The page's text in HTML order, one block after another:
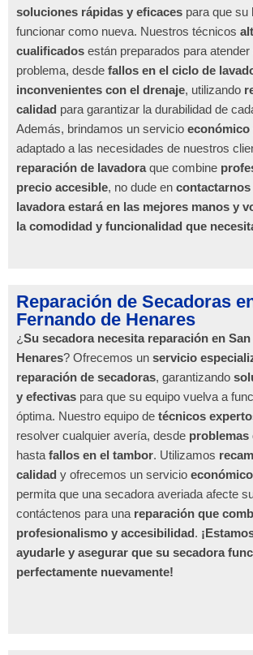
soluciones rápidas y eficaces para que su
funcionar como nueva. Nuestros técnicos
cualificados están preparados para atender
problema, desde fallos en el ciclo de
inconvenientes con el drenaje, utilizando
calidad para garantizar la durabilidad de
Además, brindamos un servicio
adaptado a las necesidades de nuestros
reparación de lavadoraque combine
precio accesible, no dude en
lavadora estará en las mejores manos y
la comodidad y funcionalidad que
Reparación de Secadoras
Fernando de Henares
¿Su secadora necesita reparación en
Henares? Ofrecemos un servicio
reparación de secadoras, garantizando
y efectivas para que su equipo vuelva a
óptima. Nuestro equipo de técnicos
resolver cualquier avería, desde problemas
hasta fallos en el tambor. Utilizamos
calidad y ofrecemos un servicio
permita que una secadora averiada afecte
contáctenos para una reparación que
profesionalismo y accesibilidad.
ayudarle y asegurar que su secadora
perfectamente nuevamente!